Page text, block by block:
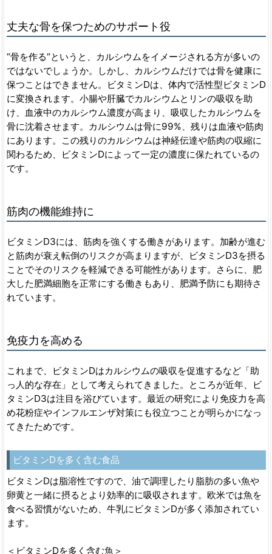
丈夫な骨を保つためのサポート役
“骨を作る“というと、カルシウムをイメージされる方が多いの
ではないでしょうか。しかし、カルシウムだけでは骨を健康に
保つことはできません。ビタミンDは、体内で活性型ビタミンD
に変換されます。小腸や肝臓でカルシウムとリンの吸収を助
け、血液中のカルシウム濃度が高まり、吸収したカルシウムを
骨に沈着させます。カルシウムは骨に99%、残りは血液や筋肉
にあります。この残りのカルシウムは神経伝達や筋肉の収縮に
関わるため、ビタミンDによって一定の濃度に保たれているの
です。
筋肉の機能維持に
ビタミンD3には、筋肉を強くする働きがあります。加齢が進む
と筋肉が衰え転倒のリスクが高まりますが、ビタミンD3を摂る
ことでそのリスクを軽減できる可能性があります。さらに、肥
大した肥満細胞を正常にする働きもあり、肥満予防にも期待さ
れています。
免疫力を高める
これまで、ビタミンDはカルシウムの吸収を促進するなど「助
っ人的な存在」として考えられてきました。ところが近年、ビ
タミンD3は注目を浴びています。最近の研究により免疫力を高
め花粉症やインフルエンザ対策にも役立つことが明らかになっ
てきたためです。
ビタミンDを多く含む食品
ビタミンDは脂溶性ですので、油で調理したり脂肪の多い魚や
卵黄と一緒に摂るとより効率的に吸収されます。欧米では魚を
食べる習慣がないため、牛乳にビタミンDが多く添加されてい
ます。
＜ビタミンDを多く含む魚＞